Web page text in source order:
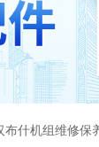
布什机组维修保